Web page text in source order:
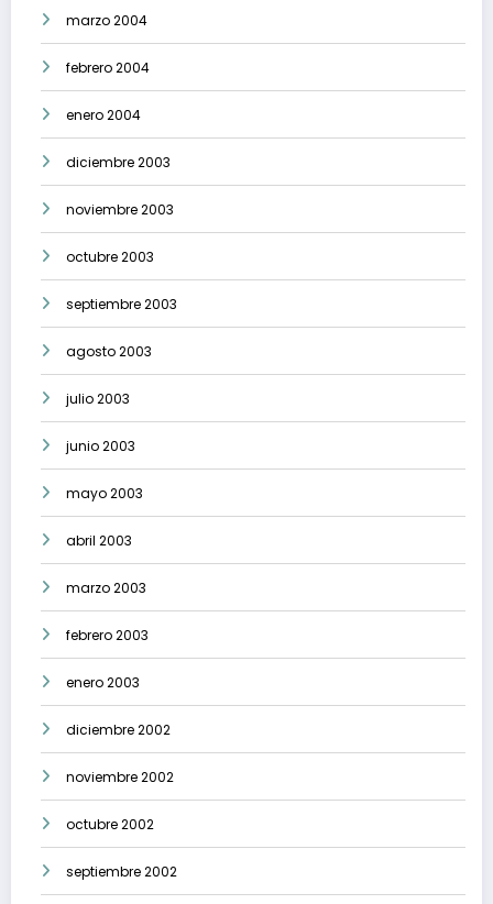
marzo 2004
febrero 2004
enero 2004
diciembre 2003
noviembre 2003
octubre 2003
septiembre 2003
agosto 2003
julio 2003
junio 2003
mayo 2003
abril 2003
marzo 2003
febrero 2003
enero 2003
diciembre 2002
noviembre 2002
octubre 2002
septiembre 2002